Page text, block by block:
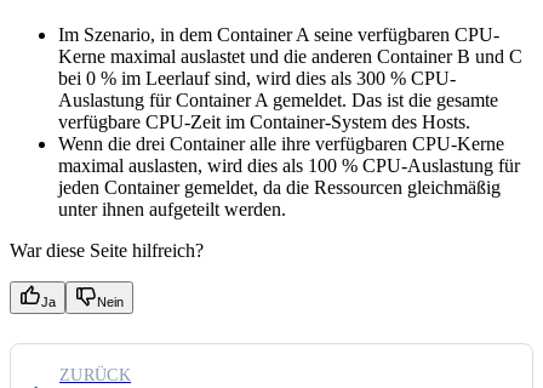
Im Szenario, in dem Container A seine verfügbaren CPU-
Kerne maximal auslastet und die anderen Container B und C
bei 0 % im Leerlauf sind, wird dies als 300 % CPU-
Auslastung für Container A gemeldet. Das ist die gesamte
verfügbare CPU-Zeit im Container-System des Hosts.
Wenn die drei Container alle ihre verfügbaren CPU-Kerne
maximal auslasten, wird dies als 100 % CPU-Auslastung für
jeden Container gemeldet, da die Ressourcen gleichmäßig
unter ihnen aufgeteilt werden.
War diese Seite hilfreich?
Ja Nein
ZURÜCK